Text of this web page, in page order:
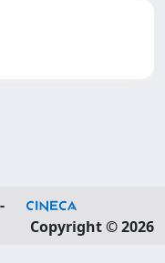
-
Copyright © 2026